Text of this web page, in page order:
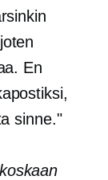
En
sinne."